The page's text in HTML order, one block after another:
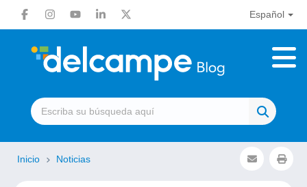
Español
Inicio Noticias